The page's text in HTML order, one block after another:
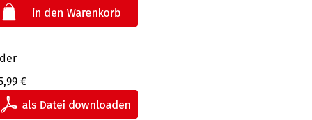
€